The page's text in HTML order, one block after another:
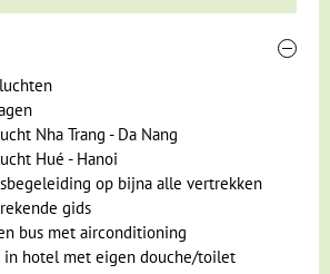
kun je een boottocht op de
groothandelsmarkt bezoeken. Uit de
komen boeren hier hun groenten,
verhandelen; een kleurrijk
staan hier niet op de grond, maar
de rivier met hun koopwaar. De
voor 'grootverbruik', maar je kunt
flesje fris kopen. Drink een kopje
Nha Trang - Da Nang
Hué - Hanoi
op bijna alle vertrekken
gids
bus met airconditioning
in hotel met eigen douche/toilet